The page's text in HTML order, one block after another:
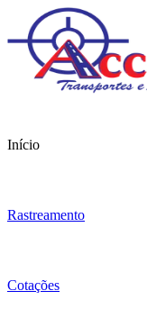
Início
Rastreamento
Cotações